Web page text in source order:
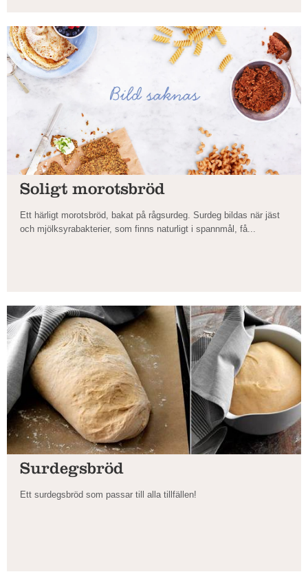
Soligt morotsbröd
Ett härligt morotsbröd, bakat på rågsurdeg. Surdeg bildas när jäst
och mjölksyrabakterier, som finns naturligt i spannmål, få...
Surdegsbröd
Ett surdegsbröd som passar till alla tillfällen!